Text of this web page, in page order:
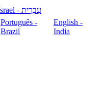
עִבְרִית - Israel
Português -
Brazil
English -
India